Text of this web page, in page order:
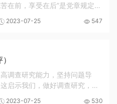
在前，享受在后”是党章规定的
风，...
2023-07-25 547
调查研究能力，坚持问题导
启示我们，做好调查研究，求
2023-07-25 530